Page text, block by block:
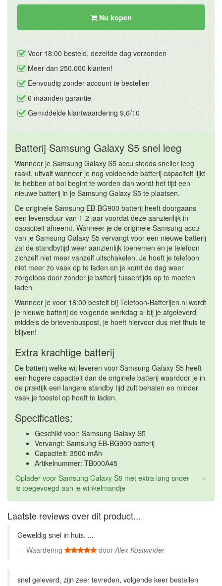
Nu kopen
Voor 18:00 besteld, dezelfde dag verzonden
Meer dan 250.000 klanten!
Eenvoudig zonder account te bestellen
6 maanden garantie
Gemiddelde klantwaardering 9,6/10
Batterij Samsung Galaxy S5 snel leeg
Wanneer je Samsung Galaxy S5 accu steeds sneller leeg
raakt, uitvalt wanneer je nog voldoende batterij capaciteit lijkt
te hebben of bol begint te worden dan wordt het tijd een
nieuwe batterij in je Samsung Galaxy S5 te plaatsen.
De originele Samsung EB-BG900 batterij heeft doorgaans
een levensduur van 1-2 jaar voordat deze aanzienlijk in
capaciteit afneemt. Wanneer je de originele Samsung accu
van je Samsung Galaxy S5 vervangt voor een nieuwe batterij
zal de standbytijd weer aanzienlijk toenemen en je telefoon
zichzelf niet meer vanzelf uitschakelen. Je hoeft je telefoon
niet meer zo vaak op te laden en je komt de dag weer
zorgeloos door zonder je batterij tussentijds op te moeten
laden.
Wanneer je voor 18:00 bestelt bij Telefoon-Batterijen.nl wordt
je nieuwe batterij de volgende werkdag al bij je afgeleverd
middels de brievenbuspost, je hoeft hiervoor dus niet thuis te
blijven!
Extra krachtige batterij
De batterij welke wij leveren voor Samsung Galaxy S5 heeft
een hogere capaciteit dan de originele batterij waardoor je in
de praktijk een langere standby tijd zult behalen en minder
vaak je toestel op hoeft te laden.
Specificaties:
Geschikt voor: Samsung Galaxy S5
Vervangt: Samsung EB-BG900 batterij
Capaciteit: 3500 mAh
Artikelnummer: TB000A45
×
Oplader voor Samsung Galaxy S8 met extra lang snoer
is toegevoegd aan je winkelmandje
Laatste reviews over dit product...
Geweldig snel in huis. ...
Waardering
doorAlex Kostwinder
snel geleverd, zijn zeer tevreden, volgende keer bestellen